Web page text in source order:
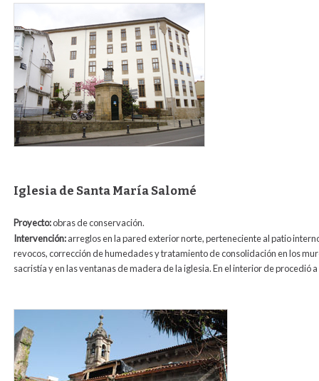
Iglesia de Santa María Salomé
Proyecto:obras de conservación.
Intervención:arreglos en la pared exterior norte, perteneciente al patio
revocos, corrección de humedades y tratamiento de consolidación en los
sacristía y en las ventanas de madera de la iglesia. En el interior de procedió
exterior_salome.jpg